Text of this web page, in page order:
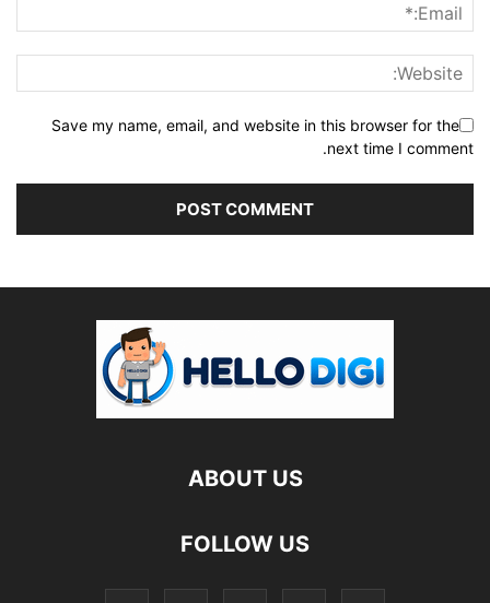
Save my name, email, and website in this browser for the
next time I comment.
ABOUT US
FOLLOW US